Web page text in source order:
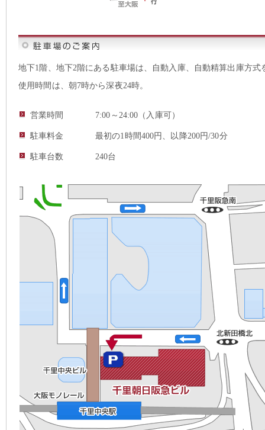
地下1階、地下2階にある駐車場は、自動入庫、自動精算出庫方式
使用時間は、朝7時から深夜24時。
営業時間 7:00～24:00（入庫可）
駐車料金 最初の1時間400円、以降200円/30分
駐車台数 240台